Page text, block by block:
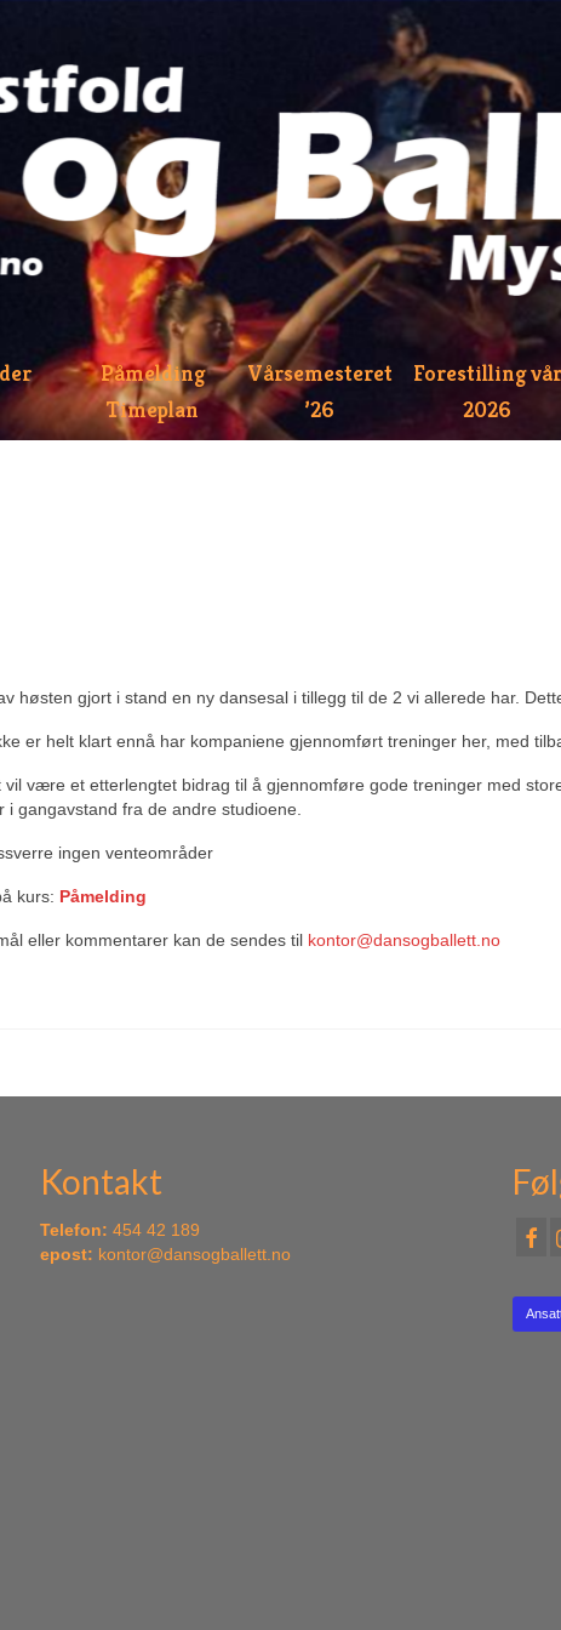
Påmelding
Timeplan
Vårsemesteret
’26
Forestilling vår
2026
høsten gjort i stand en ny dansesal i tillegg til de 2 vi allerede har.
er helt klart ennå har kompaniene gjennomført treninger her, med
vil være et etterlengtet bidrag til å gjennomføre gode treninger med
i gangavstand fra de andre studioene.
ingen venteområder
kurs: Påmelding
eller kommentarer kan de sendes til kontor@dansogballett.no
Kontakt
Telefon: 454 42 189
epost: kontor@dansogballett.no